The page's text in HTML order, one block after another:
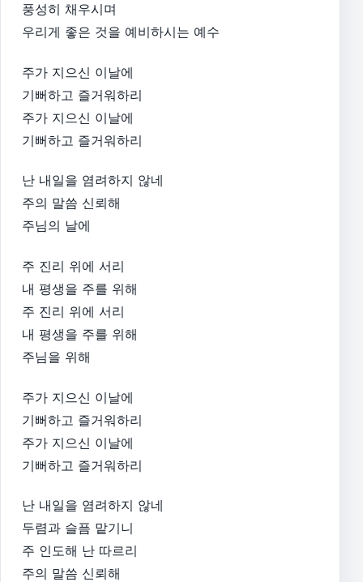
풍성히 채우시며
우리게 좋은 것을 예비하시는 예수
주가 지으신 이날에
기뻐하고 즐거워하리
주가 지으신 이날에
기뻐하고 즐거워하리
난 내일을 염려하지 않네
주의 말씀 신뢰해
주님의 날에
주 진리 위에 서리
내 평생을 주를 위해
주 진리 위에 서리
내 평생을 주를 위해
주님을 위해
주가 지으신 이날에
기뻐하고 즐거워하리
주가 지으신 이날에
기뻐하고 즐거워하리
난 내일을 염려하지 않네
두렴과 슬픔 맡기니
주 인도해 난 따르리
주의 말씀 신뢰해